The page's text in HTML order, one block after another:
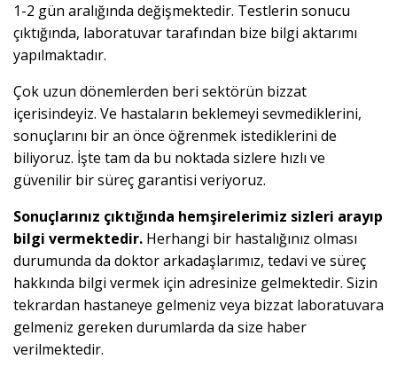
1-2 gün aralığında değişmektedir. Testlerin sonucu
çıktığında, laboratuvar tarafından bize bilgi aktarımı
yapılmaktadır.
Çok uzun dönemlerden beri sektörün bizzat
içerisindeyiz. Ve hastaların beklemeyi sevmediklerini,
sonuçlarını bir an önce öğrenmek istediklerini de
biliyoruz. İşte tam da bu noktada sizlere hızlı ve
güvenilir bir süreç garantisi veriyoruz.
Sonuçlarınız çıktığında hemşirelerimiz sizleri arayıp
bilgi vermektedir. Herhangi bir hastalığınız olması
durumunda da doktor arkadaşlarımız, tedavi ve süreç
hakkında bilgi vermek için adresinize gelmektedir. Sizin
tekrardan hastaneye gelmeniz veya bizzat laboratuvara
gelmeniz gereken durumlarda da size haber
verilmektedir.